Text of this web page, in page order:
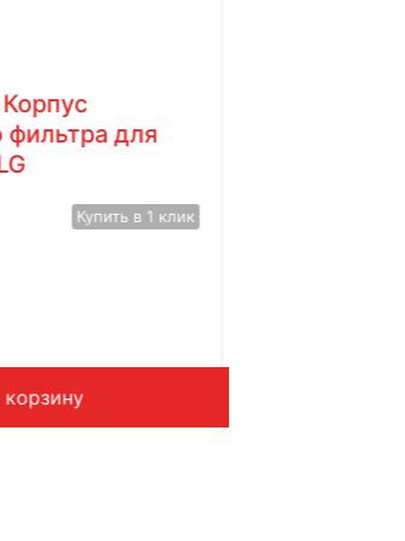
для
Купить в 1 клик
корзину